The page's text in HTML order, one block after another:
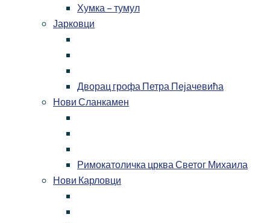
Хумка – тумул
Јарковци
Дворац грофа Петра Пејачевића
Нови Сланкамен
Римокатоличка црква Светог Михаила
Нови Карловци